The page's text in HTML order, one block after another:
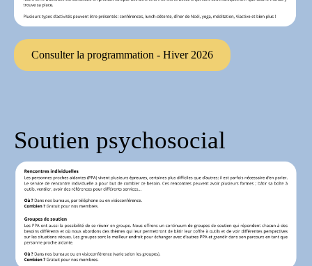
Consulter la programmation - Hiver 2026
Soutien psychosocial